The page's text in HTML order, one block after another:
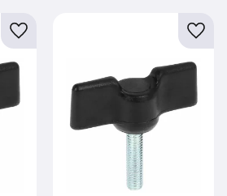
Lägg till i favoriter